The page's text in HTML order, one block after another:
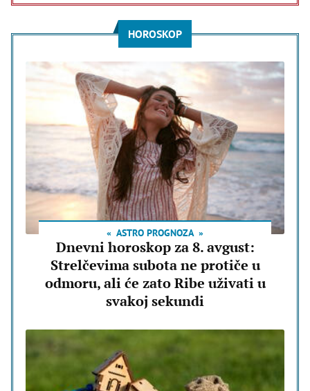
HOROSKOP
ASTRO PROGNOZA
Dnevni horoskop za 8. avgust:
Strelčevima subota ne protiče u
odmoru, ali će zato Ribe uživati u
svakoj sekundi